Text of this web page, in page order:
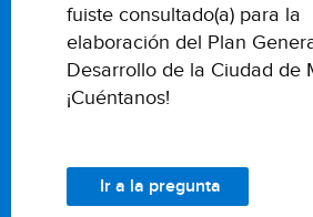
fuiste consultado(a) para la
elaboración del Plan
Desarrollo de la Ciudad de
¡Cuéntanos!
Ir a la pregunta